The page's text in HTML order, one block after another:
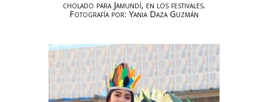
cholado para Jamundí, en los festivales.
Fotografía por: Yania Daza Guzmán